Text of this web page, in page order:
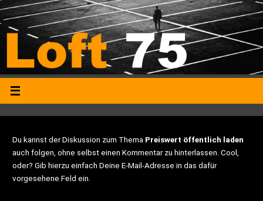
Du kannst der Diskussion zum Thema Preiswert öffentlich laden
auch folgen, ohne selbst einen Kommentar zu hinterlassen. Cool,
oder? Gib hierzu einfach Deine E-Mail-Adresse in das dafür
vorgesehene Feld ein.